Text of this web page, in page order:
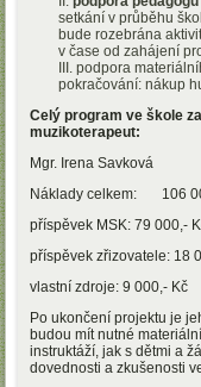
setkání v průběhu
bude rozebrána
v čase od zahájení
podpora
pokračování: nákup
Celý program ve škole
muzikoterapeut:
Mgr. Irena Savková
Náklady celkem: 106
příspěvek MSK: 79 000,-
příspěvek zřizovatele: 18
vlastní zdroje: 9 000,- Kč
Po ukončení projektu je
budou mít nutné
instruktáží, jak s dětmi a
dovednosti a zkušenosti